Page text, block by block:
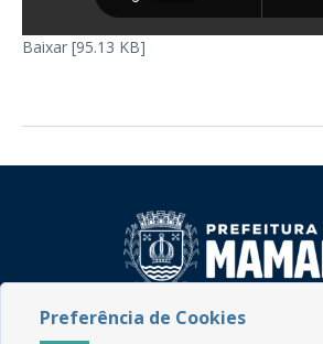
Baixar [95.13 KB]
Rua do Imperador, 78, Centro
Preferência de Cookies